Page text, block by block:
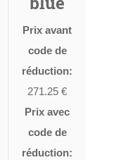
Prix avant
code de
réduction:
271.25 €
Prix avec
code de
réduction: